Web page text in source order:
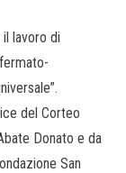
lavoro di
del Corteo
Donato e da
San